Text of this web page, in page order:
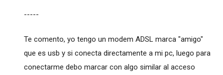
-----
Te comento, yo tengo un modem ADSL marca "amigo"
que es usb y si conecta directamente a mi pc, luego para
conectarme debo marcar con algo similar al acceso